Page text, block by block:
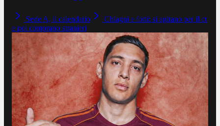
Serie A, il calendario
Chiagni e fotti: si agitano per il ct
e poi comprano stranieri